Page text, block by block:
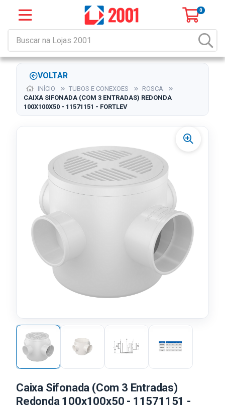
0
VOLTAR
INÍCIO TUBOS E CONEXOES
ROSCA
CAIXA SIFONADA (COM 3 ENTRADAS) REDONDA
100X100X50 - 11571151 - FORTLEV
Caixa Sifonada (Com 3 Entradas)
Redonda 100x100x50 - 11571151 -